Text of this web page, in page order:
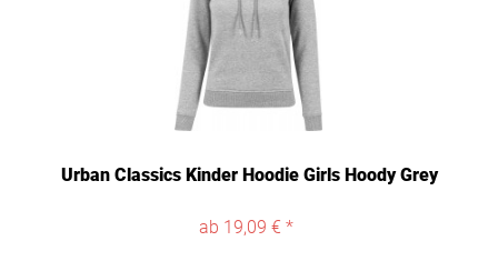
Urban Classics Kinder Hoodie Girls Hoody Grey
ab 19,09 € *